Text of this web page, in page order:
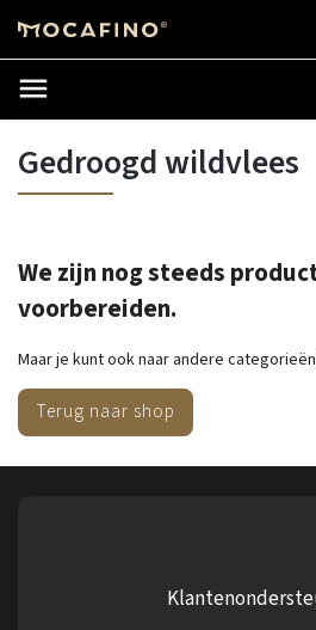
Gedroogd wildvlees
We zijn nog steeds
voorbereiden.
Maar je kunt ook naar andere
Terug naar shop